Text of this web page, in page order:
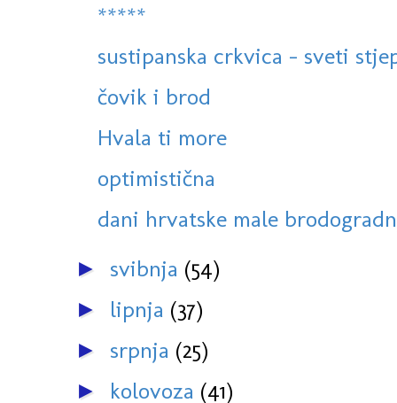
*****
sustipanska crkvica - sveti
čovik i brod
Hvala ti more
optimistična
dani hrvatske male
► svibnja (54)
► lipnja (37)
► srpnja (25)
► kolovoza (41)